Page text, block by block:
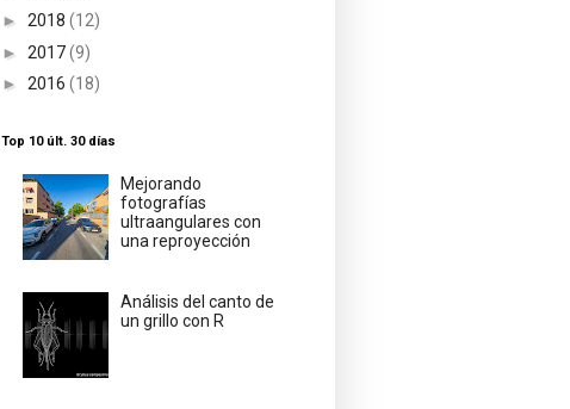
► 2018 (12)
► 2017(9)
► 2016 (18)
Top 10 últ. 30 días
Mejorando
fotografías
ultraangulares con
una reproyección
Análisis del canto de
un grillo con R